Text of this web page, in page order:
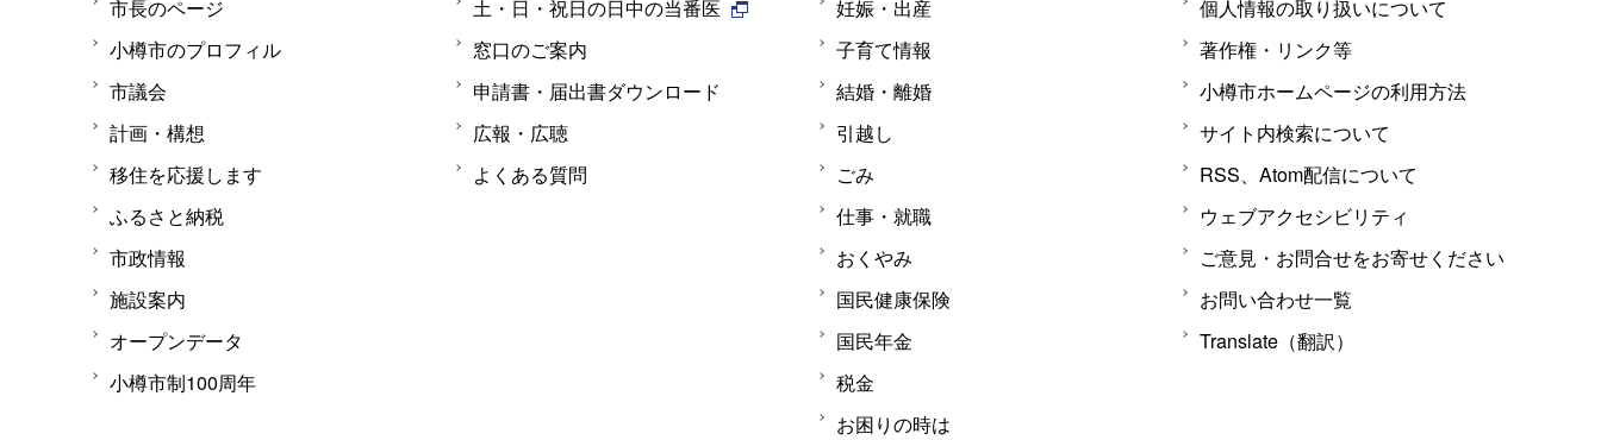
市長のページ
小樽市のプロフィル
市議会
計画・構想
移住を応援します
ふるさと納税
市政情報
施設案内
オープンデータ
小樽市制100周年
土・日・祝日の日中の当番医
窓口のご案内
申請書・届出書ダウンロード
広報・広聴
よくある質問
妊娠・出産
子育て情報
結婚・離婚
引越し
ごみ
仕事・就職
おくやみ
国民健康保険
国民年金
税金
お困りの時は
個人情報の取り扱いについて
著作権・リンク等
小樽市ホームページの利用方法
サイト内検索について
RSS、Atom配信について
ウェブアクセシビリティ
ご意見・お問合せをお寄せください
お問い合わせ一覧
Translate（翻訳）